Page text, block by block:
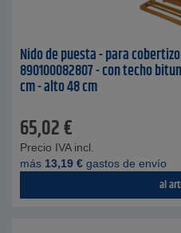
Nido de puesta - para
890100082807 - con techo
cm - alto 48 cm
65,02€
Precio IVA incl.
más 13,19 € gastos de envío
al